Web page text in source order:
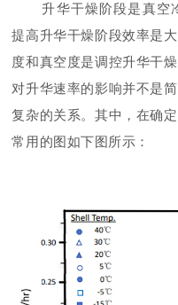
升华干燥阶段是真空
提高升华干燥阶段效率是
度和真空度是调控升华干
对升华速率的影响并不是
复杂的关系。其中，在确
常用的图如下图所示：